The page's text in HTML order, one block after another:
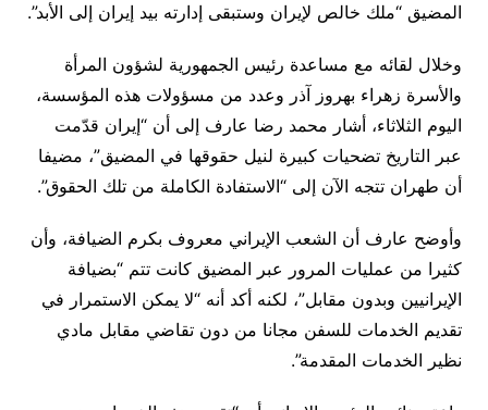
المضيق “ملك خالص لإيران وستبقى إدارته بيد إيران إلى الأبد”.
وخلال لقائه مع مساعدة رئيس الجمهورية لشؤون المرأة
والأسرة زهراء بهروز آذر وعدد من مسؤولات هذه المؤسسة،
اليوم الثلاثاء، أشار محمد رضا عارف إلى أن “إيران قدّمت
عبر التاريخ تضحيات كبيرة لنيل حقوقها في المضيق”، مضيفا
أن طهران تتجه الآن إلى “الاستفادة الكاملة من تلك الحقوق”.
وأوضح عارف أن الشعب الإيراني معروف بكرم الضيافة، وأن
كثيرا من عمليات المرور عبر المضيق كانت تتم “بضيافة
الإيرانيين وبدون مقابل”، لكنه أكد أنه “لا يمكن الاستمرار في
تقديم الخدمات للسفن مجانا من دون تقاضي مقابل مادي
نظير الخدمات المقدمة”.